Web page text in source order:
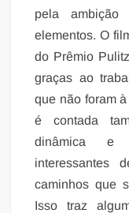
pela
elementos. O
do Prêmio
graças ao
que não foram
é contada
dinâmica e
interessantes
caminhos que
Isso traz